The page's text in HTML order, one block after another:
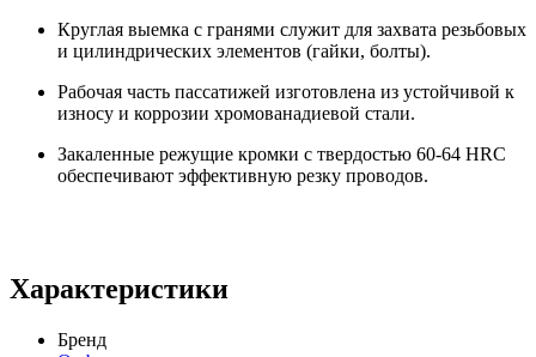
Круглая выемка с гранями служит для захвата резьбовых
и цилиндрических элементов (гайки, болты).
Рабочая часть пассатижей изготовлена из устойчивой к
износу и коррозии хромованадиевой стали.
Закаленные режущие кромки с твердостью 60-64 HRC
обеспечивают эффективную резку проводов.
Характеристики
Бренд